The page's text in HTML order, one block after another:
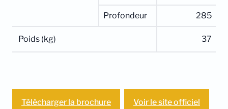
Profondeur 285
Poids (kg) 37
Télécharger la brochure Voir le site officiel